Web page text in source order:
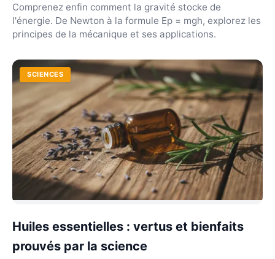
Comprenez enfin comment la gravité stocke de
l'énergie. De Newton à la formule Ep = mgh, explorez les
principes de la mécanique et ses applications.
SCIENCES
Huiles essentielles : vertus et bienfaits
prouvés par la science